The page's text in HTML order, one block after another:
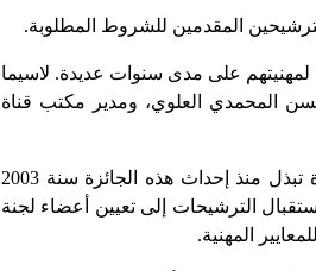
المقدمين للشروط المطلوبة.
لمهنيتهم على مدى سنوات عديدة. لاسيما
المحمدي العلوي، ومدير مكتب قناة
وأكد وزير الشباب والثقافة والتواصل، محمد مهدي بنسعيد، في كلمة بالمناسبة، أن الوزارة تبذل منذ إحداث هذه الجائزة سنة 2003
الترشيحات إلى تعيين أعضاء لجنة
المهنية.